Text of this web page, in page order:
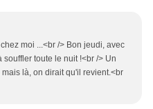
moi ...<br /> Bon jeudi, avec
souffler toute le nuit !<br /> Un
là, on dirait qu'il revient.<br